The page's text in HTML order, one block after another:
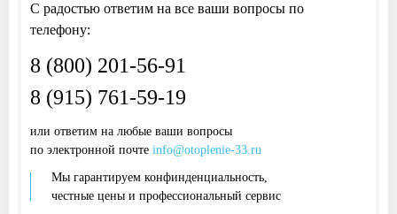
С радостью ответим на все ваши вопросы по
телефону:
8 (800) 201-56-91
8 (915) 761-59-19
или ответим на любые ваши вопросы
по электронной почте info@otoplenie-33.ru
Мы гарантируем конфинденциальность,
честные цены и профессиональный сервис